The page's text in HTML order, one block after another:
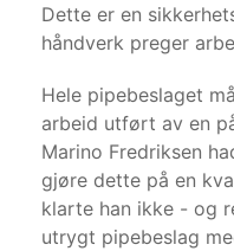
Dette er en
håndverk preger
Hele pipebeslaget
arbeid utført av en
Marino Fredriksen
gjøre dette på en
klarte han ikke - og
utrygt pipebeslag